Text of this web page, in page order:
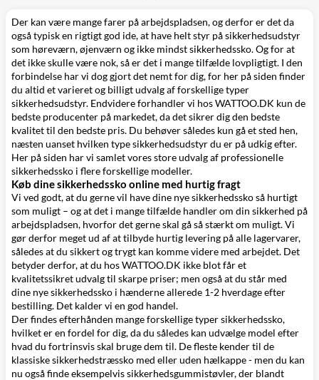
Der kan være mange farer på arbejdspladsen, og derfor er det da
også typisk en rigtigt god ide, at have helt styr på sikkerhedsudstyr
som høreværn,øjenværn og ikke mindst sikkerhedssko. Og for at
det ikke skulle være nok, så er det i mange tilfælde lovpligtigt. I den
forbindelse har vi dog gjort det nemt for dig, for her på siden finder
du altid et varieret og billigt udvalg af forskellige typer
sikkerhedsudstyr. Endvidere forhandler vi hos WATTOO.DK kun de
bedste producenter på markedet, da det sikrer dig den bedste
kvalitet til den bedste pris. Du behøver således kun gå et sted hen,
næsten uanset hvilken type sikkerhedsudstyr du er på udkig efter.
Her på siden har vi samlet vores store udvalg af professionelle
sikkerhedssko i flere forskellige modeller.
Køb dine sikkerhedssko online med hurtig fragt
Vi ved godt, at du gerne vil have dine nye sikkerhedssko så hurtigt
som muligt – og at det i mange tilfælde handler om din sikkerhed på
arbejdspladsen, hvorfor det gerne skal gå så stærkt om muligt. Vi
gør derfor meget ud af at tilbyde hurtig levering på alle lagervarer,
således at du sikkert og trygt kan komme videre med arbejdet. Det
betyder derfor, at du hos WATTOO.DK ikke blot får et
kvalitetssikret udvalg til skarpe priser; men også at du står med
dine nye sikkerhedssko i hænderne allerede 1-2 hverdage efter
bestilling. Det kalder vi en god handel.
Der findes efterhånden mange forskellige typer sikkerhedssko,
hvilket er en fordel for dig, da du således kan udvælge model efter
hvad du fortrinsvis skal bruge dem til. De fleste kender til de
klassiske sikkerhedstræssko med eller uden hælkappe - men du kan
nu også finde eksempelvis sikkerhedsgummistøvler, der blandt